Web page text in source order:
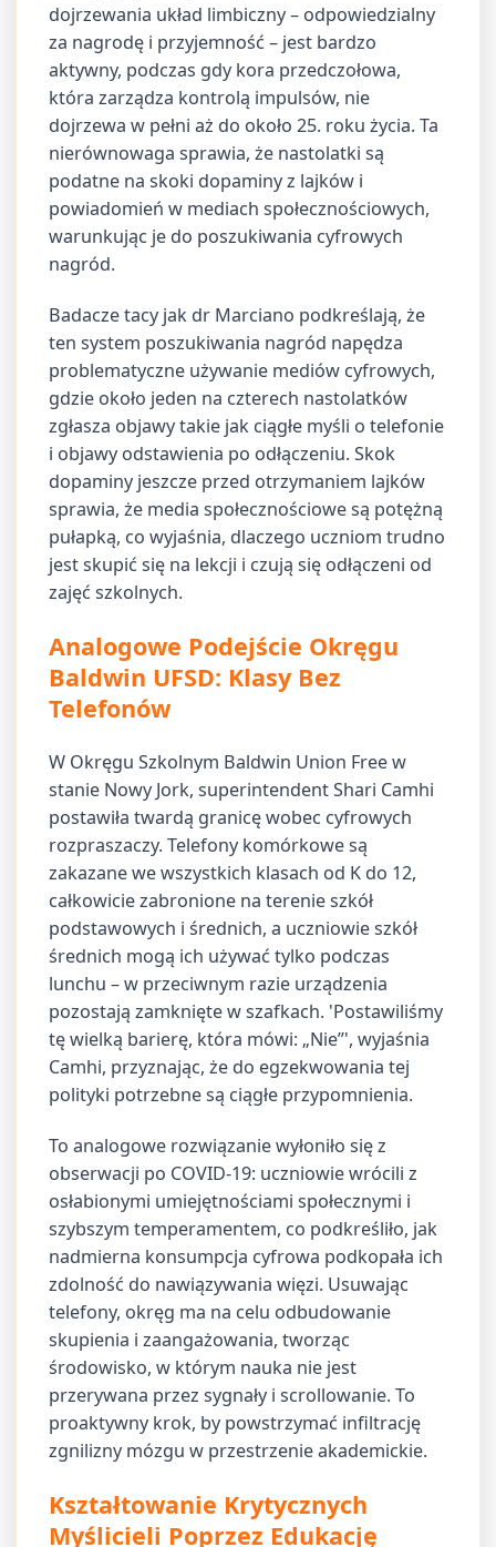
dojrzewania układ limbiczny – odpowiedzialny
za nagrodę i przyjemność – jest bardzo
aktywny, podczas gdy kora przedczołowa,
która zarządza kontrolą impulsów, nie
dojrzewa w pełni aż do około 25. roku życia. Ta
nierównowaga sprawia, że nastolatki są
podatne na skoki dopaminy z lajków i
powiadomień w mediach społecznościowych,
warunkując je do poszukiwania cyfrowych
nagród.
Badacze tacy jak dr Marciano podkreślają, że
ten system poszukiwania nagród napędza
problematyczne używanie mediów cyfrowych,
gdzie około jeden na czterech nastolatków
zgłasza objawy takie jak ciągłe myśli o telefonie
i objawy odstawienia po odłączeniu. Skok
dopaminy jeszcze przed otrzymaniem lajków
sprawia, że media społecznościowe są potężną
pułapką, co wyjaśnia, dlaczego uczniom trudno
jest skupić się na lekcji i czują się odłączeni od
zajęć szkolnych.
Analogowe Podejście Okręgu
Baldwin UFSD: Klasy Bez
Telefonów
W Okręgu Szkolnym Baldwin Union Free w
stanie Nowy Jork, superintendent Shari Camhi
postawiła twardą granicę wobec cyfrowych
rozpraszaczy. Telefony komórkowe są
zakazane we wszystkich klasach od K do 12,
całkowicie zabronione na terenie szkół
podstawowych i średnich, a uczniowie szkół
średnich mogą ich używać tylko podczas
lunchu – w przeciwnym razie urządzenia
pozostają zamknięte w szafkach. 'Postawiliśmy
tę wielką barierę, która mówi: „Nie”', wyjaśnia
Camhi, przyznając, że do egzekwowania tej
polityki potrzebne są ciągłe przypomnienia.
To analogowe rozwiązanie wyłoniło się z
obserwacji po COVID-19: uczniowie wrócili z
osłabionymi umiejętnościami społecznymi i
szybszym temperamentem, co podkreśliło, jak
nadmierna konsumpcja cyfrowa podkopała ich
zdolność do nawiązywania więzi. Usuwając
telefony, okręg ma na celu odbudowanie
skupienia i zaangażowania, tworząc
środowisko, w którym nauka nie jest
przerywana przez sygnały i scrollowanie. To
proaktywny krok, by powstrzymać infiltrację
zgnilizny mózgu w przestrzenie akademickie.
Kształtowanie Krytycznych
Myślicieli Poprzez Edukację